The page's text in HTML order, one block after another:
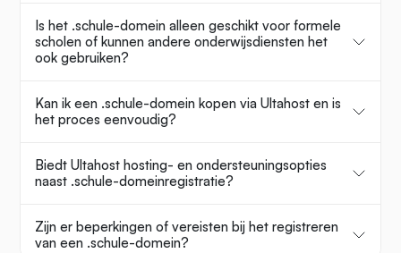
Is het .schule-domein alleen geschikt voor formele
scholen of kunnen andere onderwijsdiensten het
ook gebruiken?
Kan ik een .schule-domein kopen via Ultahost en is
het proces eenvoudig?
Biedt Ultahost hosting- en ondersteuningsopties
naast .schule-domeinregistratie?
Zijn er beperkingen of vereisten bij het registreren
van een .schule-domein?